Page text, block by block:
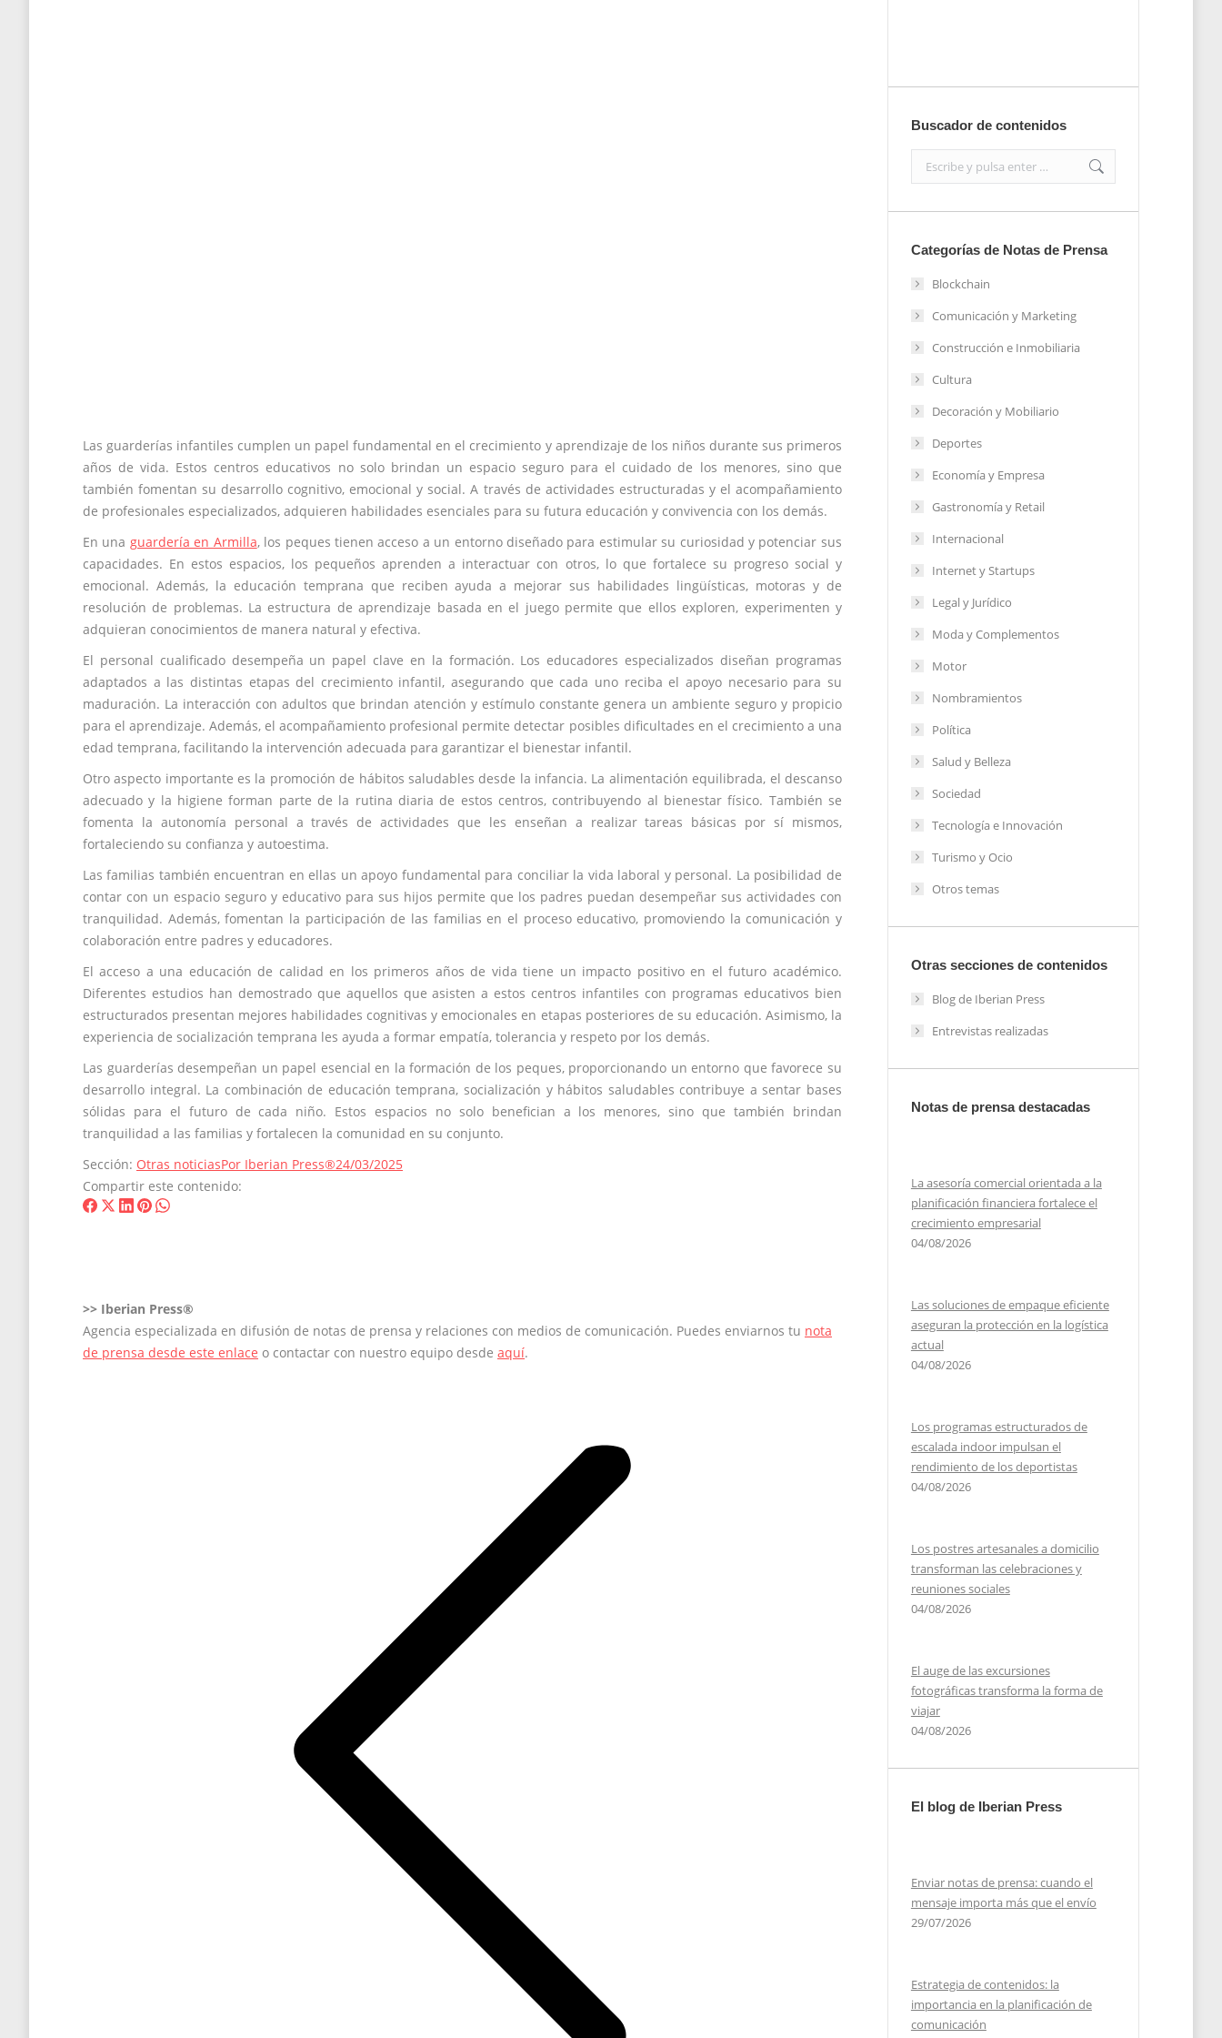
Las guarderías infantiles cumplen un papel fundamental en el crecimiento y aprendizaje de los niños durante sus primeros
años de vida. Estos centros educativos no solo brindan un espacio seguro para el cuidado de los menores, sino que
también fomentan su desarrollo cognitivo, emocional y social. A través de actividades estructuradas y el acompañamiento
de profesionales especializados, adquieren habilidades esenciales para su futura educación y convivencia con los demás.
En una guardería en Armilla, los peques tienen acceso a un entorno diseñado para estimular su curiosidad y potenciar sus
capacidades. En estos espacios, los pequeños aprenden a interactuar con otros, lo que fortalece su progreso social y
emocional. Además, la educación temprana que reciben ayuda a mejorar sus habilidades lingüísticas, motoras y de
resolución de problemas. La estructura de aprendizaje basada en el juego permite que ellos exploren, experimenten y
adquieran conocimientos de manera natural y efectiva.
El personal cualificado desempeña un papel clave en la formación. Los educadores especializados diseñan programas
adaptados a las distintas etapas del crecimiento infantil, asegurando que cada uno reciba el apoyo necesario para su
maduración. La interacción con adultos que brindan atención y estímulo constante genera un ambiente seguro y propicio
para el aprendizaje. Además, el acompañamiento profesional permite detectar posibles dificultades en el crecimiento a una
edad temprana, facilitando la intervención adecuada para garantizar el bienestar infantil.
Otro aspecto importante es la promoción de hábitos saludables desde la infancia. La alimentación equilibrada, el descanso
adecuado y la higiene forman parte de la rutina diaria de estos centros, contribuyendo al bienestar físico. También se
fomenta la autonomía personal a través de actividades que les enseñan a realizar tareas básicas por sí mismos,
fortaleciendo su confianza y autoestima.
Las familias también encuentran en ellas un apoyo fundamental para conciliar la vida laboral y personal. La posibilidad de
contar con un espacio seguro y educativo para sus hijos permite que los padres puedan desempeñar sus actividades con
tranquilidad. Además, fomentan la participación de las familias en el proceso educativo, promoviendo la comunicación y
colaboración entre padres y educadores.
El acceso a una educación de calidad en los primeros años de vida tiene un impacto positivo en el futuro académico.
Diferentes estudios han demostrado que aquellos que asisten a estos centros infantiles con programas educativos bien
estructurados presentan mejores habilidades cognitivas y emocionales en etapas posteriores de su educación. Asimismo, la
experiencia de socialización temprana les ayuda a formar empatía, tolerancia y respeto por los demás.
Las guarderías desempeñan un papel esencial en la formación de los peques, proporcionando un entorno que favorece su
desarrollo integral. La combinación de educación temprana, socialización y hábitos saludables contribuye a sentar bases
sólidas para el futuro de cada niño. Estos espacios no solo benefician a los menores, sino que también brindan
tranquilidad a las familias y fortalecen la comunidad en su conjunto.
Sección: Otras noticiasPor Iberian Press®24/03/2025
Compartir este contenido:
ShareShareShare
ShareShare
>> Iberian Press®
Agencia especializada en difusión de notas de prensa y relaciones con medios de comunicación. Puedes enviarnos tu nota
de prensa desde este enlace o contactar con nuestro equipo desde aquí.
Buscador de contenidos
Categorías de Notas de Prensa
Blockchain
Comunicación y Marketing
Construcción e Inmobiliaria
Cultura
Decoración y Mobiliario
Deportes
Economía y Empresa
Gastronomía y Retail
Internacional
Internet y Startups
Legal y Jurídico
Moda y Complementos
Motor
Nombramientos
Política
Salud y Belleza
Sociedad
Tecnología e Innovación
Turismo y Ocio
Otros temas
Otras secciones de contenidos
Blog de Iberian Press
Entrevistas realizadas
Notas de prensa destacadas
La asesoría comercial orientada a la
planificación financiera fortalece el
crecimiento empresarial
04/08/2026
Las soluciones de empaque eficiente
aseguran la protección en la logística
actual
04/08/2026
Los programas estructurados de
escalada indoor impulsan el
rendimiento de los deportistas
04/08/2026
Los postres artesanales a domicilio
transforman las celebraciones y
reuniones sociales
04/08/2026
El auge de las excursiones
fotográficas transforma la forma de
viajar
04/08/2026
El blog de Iberian Press
Enviar notas de prensa: cuando el
mensaje importa más que el envío
29/07/2026
Estrategia de contenidos: la
importancia en la planificación de
comunicación